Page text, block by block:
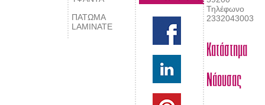
ΠΑΤΩΜΑ
LAMINATE
Τηλέφωνο
2332043003
Κατάστημα
Νάουσας